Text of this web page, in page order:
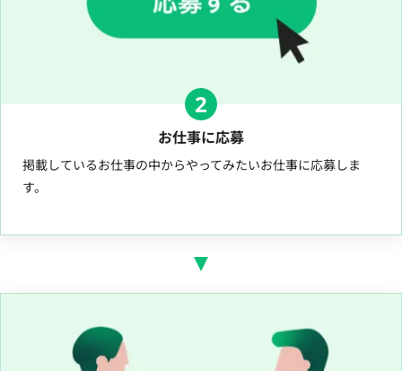
2
お仕事に応募
掲載しているお仕事の中からやってみたいお仕事に応募しま
す。